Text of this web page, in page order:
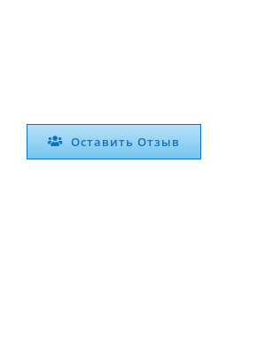
Оставить Отзыв